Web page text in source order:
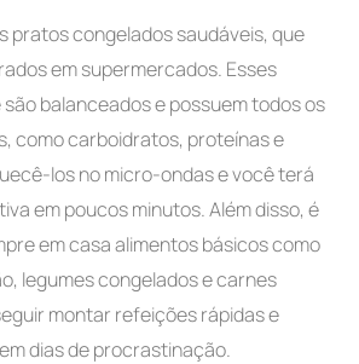
pratos congelados saudáveis, que
em supermercados. Esses
balanceados e possuem todos os
como carboidratos, proteínas e
los no micro-ondas e você terá
em poucos minutos. Além disso, é
em casa alimentos básicos como
legumes congelados e carnes
montar refeições rápidas e
dias de procrastinação.